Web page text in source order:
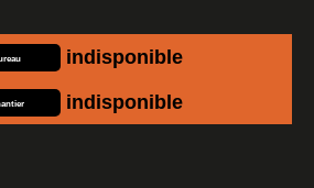
indisponible
indisponible